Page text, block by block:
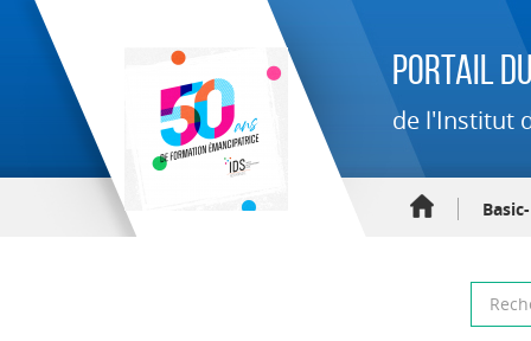
Portail du
de l'Institut